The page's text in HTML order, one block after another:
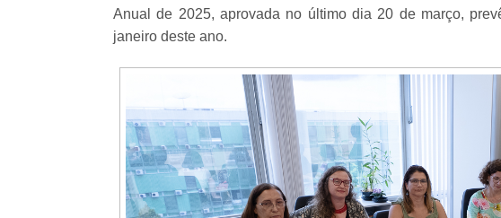
Anual de 2025, aprovada no último dia 20 de março,
janeiro deste ano.